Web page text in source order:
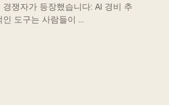
쟁자가 등장했습니다: AI 경비 추
인 도구는 사람들이 …